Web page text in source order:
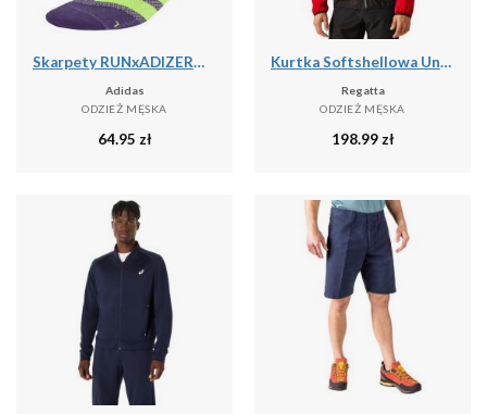
Skarpety RUNxADIZERO 1 Pair
Adidas
ODZIEŻ MĘSKA
64.95 zł
Kurtka Softshellowa Unisex Dla Dorosłych 2 Warstwy
Regatta
ODZIEŻ MĘSKA
198.99zł